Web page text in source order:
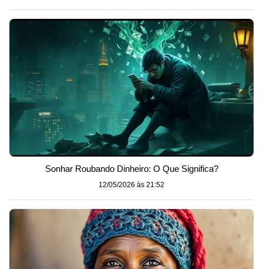
Sonhar Roubando Dinheiro: O Que Significa?
12/05/2026 às 21:52